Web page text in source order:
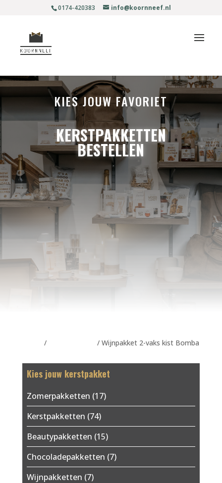
0174-420383 info@koornneef.nl
KIES JOUW FAVORIET
KERSTPAKKETTEN
BESTELLEN
/ / Wijnpakket 2-vaks kist Bomba
Kies jouw kerstpakket
Zomerpakketten (17)
Kerstpakketten (74)
Beautypakketten (15)
Chocoladepakketten (7)
Wijnpakketten (7)